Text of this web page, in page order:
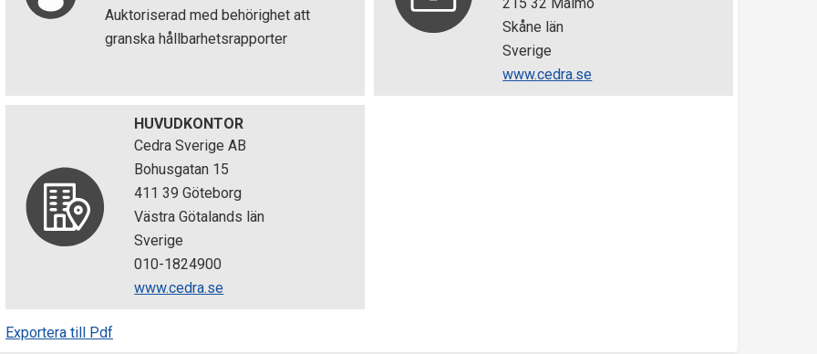
Auktoriserad med behörighet att
granska hållbarhetsrapporter
Skåne län
Sverige
www.cedra.se
HUVUDKONTOR
Cedra Sverige AB
Bohusgatan 15
411 39 Göteborg
Västra Götalands län
Sverige
010-1824900
www.cedra.se
Exportera till Pdf